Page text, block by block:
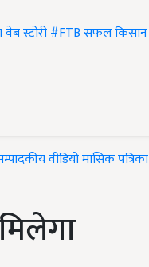
वेब स्टोरी#FTBसफल किसान
वीडियोमासिक पत्रिका